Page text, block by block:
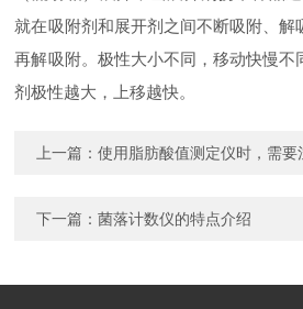
就在吸附剂和展开剂之间不断吸附、解
再解吸附。极性大小不同，移动快慢不
剂极性越大，上移越快。
上一篇：使用脂肪酸值测定仪时，需要
下一篇：菌落计数仪的特点介绍